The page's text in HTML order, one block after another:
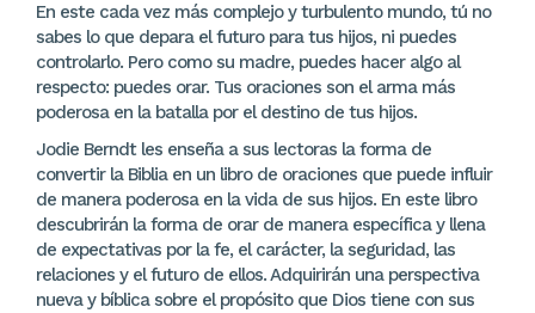
En este cada vez más complejo y turbulento mundo, tú no
sabes lo que depara el futuro para tus hijos, ni puedes
controlarlo. Pero como su madre, puedes hacer algo al
respecto: puedes orar. Tus oraciones son el arma más
poderosa en la batalla por el destino de tus hijos.
Jodie Berndt les enseña a sus lectoras la forma de
convertir la Biblia en un libro de oraciones que puede influir
de manera poderosa en la vida de sus hijos. En este libro
descubrirán la forma de orar de manera específica y llena
de expectativas por la fe, el carácter, la seguridad, las
relaciones y el futuro de ellos. Adquirirán una perspectiva
nueva y bíblica sobre el propósito que Dios tiene con sus